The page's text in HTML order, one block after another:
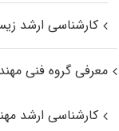
کارشناسی ارشد
معرفی گروه فنی
کارشناسی ارشد